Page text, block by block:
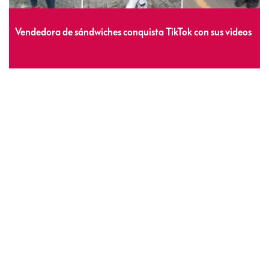
Vendedora de sándwiches conquista TikTok con sus videos